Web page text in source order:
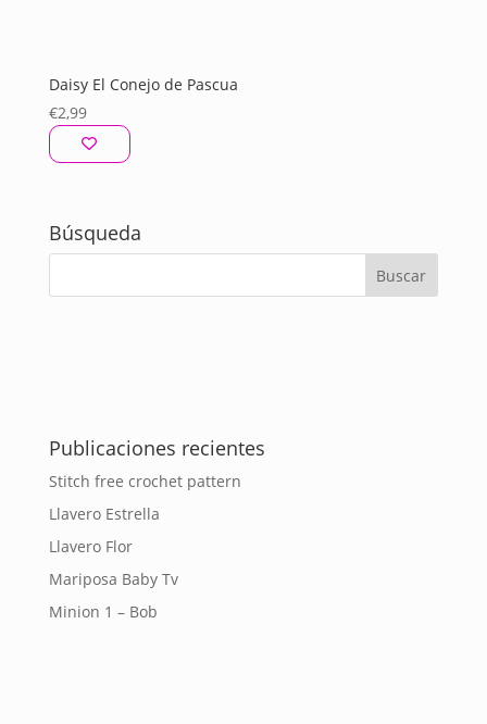
Daisy El Conejo de Pascua
€2,99
Búsqueda
Publicaciones recientes
Stitch free crochet pattern
Llavero Estrella
Llavero Flor
Mariposa Baby Tv
Minion 1 – Bob